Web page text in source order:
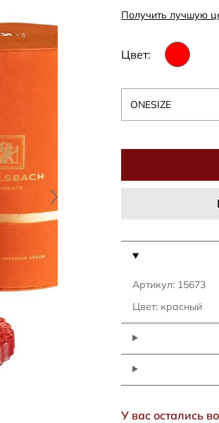
Получить лучшую
Цвет:
ONESIZE
Артикул: 15673
Цвет: красный
У вас остались